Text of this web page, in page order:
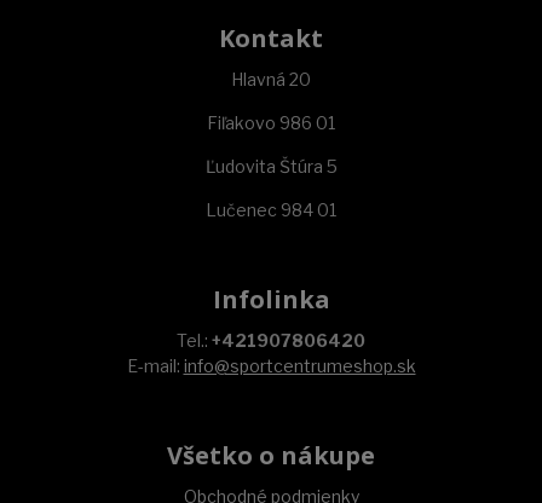
Kontakt
Hlavná 20
Fiľakovo 986 01
Ľudovita Štúra 5
Lučenec 984 01
Infolinka
Tel.: +421907806420
E-mail: info@sportcentrumeshop.sk
Všetko o nákupe
Obchodné podmienky